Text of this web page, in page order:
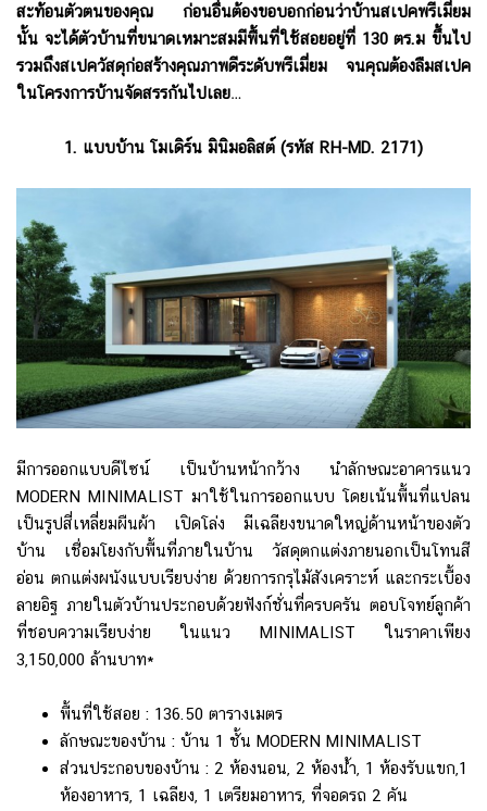
สะท้อนตัวตนของคุณ ก่อนอื่นต้องขอบอกก่อนว่าบ้านสเปคพรีเมี่ยม
นั้น จะได้ตัวบ้านที่ขนาดเหมาะสมมีพื้นที่ใช้สอยอยู่ที่ 130ตร.ม ขึ้นไป
รวมถึงสเปควัสดุก่อสร้างคุณภาพดีระดับพรีเมี่ยม จนคุณต้องลืมสเปค
ในโครงการบ้านจัดสรรกันไปเลย…
1. แบบบ้าน โมเดิร์น มินิมอลิสต์ (รหัส RH-MD. 2171)
มีการออกแบบดีไซน์ เป็นบ้านหน้ากว้าง นำลักษณะอาคารแนว
MODERN MINIMALIST มาใช้ในการออกแบบ โดยเน้นพื้นที่แปลน
เป็นรูปสี่เหลี่ยมผืนผ้า เปิดโล่ง มีเฉลียงขนาดใหญ่ด้านหน้าของตัว
บ้าน เชื่อมโยงกับพื้นที่ภายในบ้าน วัสดุตกแต่งภายนอกเป็นโทนสี
อ่อน ตกแต่งผนังแบบเรียบง่าย ด้วยการกรุไม้สังเคราะห์ และกระเบื้อง
ลายอิฐ ภายในตัวบ้านประกอบด้วยฟังก์ชั่นที่ครบครัน ตอบโจทย์ลูกค้า
ที่ชอบความเรียบง่าย ในแนว MINIMALIST ในราคาเพียง
3,150,000 ล้านบาท*
พื้นที่ใช้สอย : 136.50 ตารางเมตร
ลักษณะของบ้าน : บ้าน 1 ชั้น MODERN MINIMALIST
ส่วนประกอบของบ้าน : 2 ห้องนอน, 2 ห้องน้ำ, 1 ห้องรับแขก,1
ห้องอาหาร, 1 เฉลียง, 1 เตรียมอาหาร, ที่จอดรถ 2 คัน